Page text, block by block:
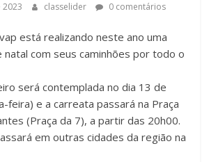
classelider 0 comentários
está realizando neste ano uma
natal com seus caminhões por todo o
será contemplada no dia 13 de
feira) e a carreata passará na Praça
(Praça da 7), a partir das 20h00.
em outras cidades da região na